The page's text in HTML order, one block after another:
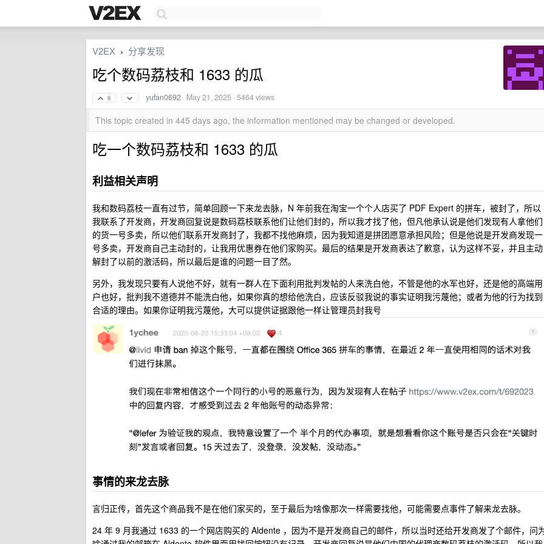
V2EX › 分享发现
吃个数码荔枝和 1633 的瓜
6 yufan0692 · May 21, 2025 · 5464 views
This topic created in 445 days ago, the information mentioned may be changed or developed.
吃一个数码荔枝和 1633 的瓜
利益相关声明
我和数码荔枝一直有过节，简单回顾一下来龙去脉，N 年前我在淘宝一个个人店买了 PDF Expert 的拼车，被封了，所以
我联系了开发商，开发商回复说是数码荔枝联系他们让他们封的，所以我才找了他，但凡他承认说是他们发现有人拿他们
的货一号多卖，所以他们联系开发商封了，我都不找他麻烦，因为我知道是拼团愿意承担风险；但是他说是开发商发现一
号多卖，开发商自己主动封的，让我用优惠券在他们家购买。最后的结果是开发商表达了歉意，认为这样不妥，并且主动
解封了以前的激活码，所以最后是谁的问题一目了然。
另外，我发现只要有人说他不好，就有一群人在下面利用批判发帖的人来洗白他，不管是他的水军也好，还是他的高端用
户也好，批判我不道德并不能洗白他，如果你真的想给他洗白，应该反驳我说的事实证明我污蔑他；或者为他的行为找到
合适的理由。如果你证明我污蔑他，大可以提供证据跟他一样让管理员封我号
事情的来龙去脉
言归正传，首先这个商品我不是在他们家买的，至于最后为啥像那次一样需要找他，可能需要点事件了解来龙去脉。
24 年 9 月我通过 1633 的一个网店购买的 Aldente ，因为不是开发商自己的邮件，所以当时还给开发商发了个邮件，问